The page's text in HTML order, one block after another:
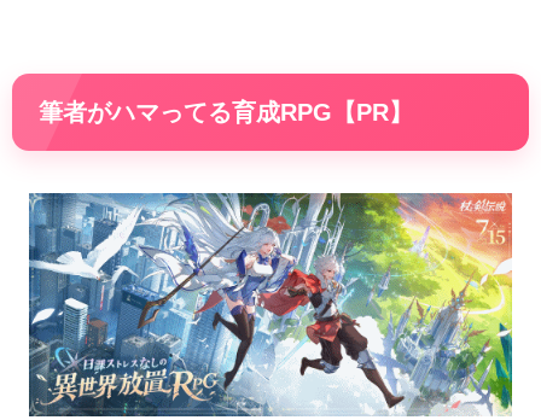
筆者がハマってる育成RPG【PR】